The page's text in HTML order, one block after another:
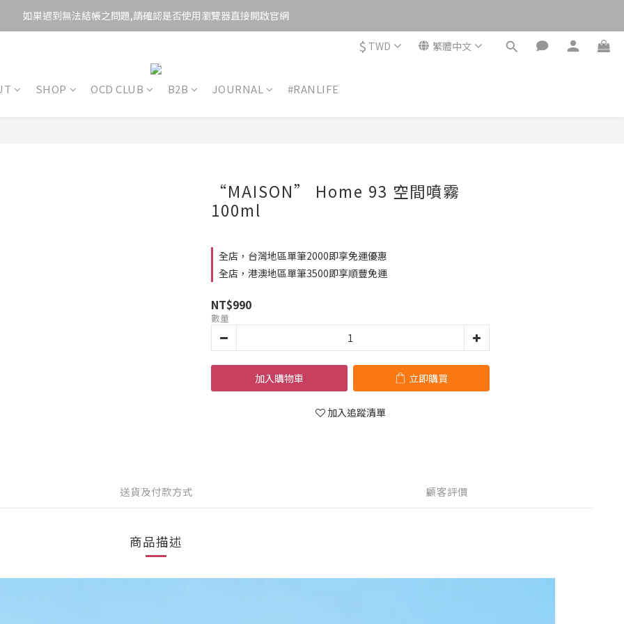
如果遇到無法結帳之問題,請確認是否使用瀏覽器直接開啟官網
$ TWD 繁體中文
SHOP OCD CLUB B2B JOURNAL #RANLIFE
“MAISON” Home 93 空間噴霧
100ml
全店，台灣地區單筆2000即享免運優惠
全店，港澳地區單筆3500即享順豐免運
NT$990
數量
加入購物車 立即購買
加入追蹤清單
送貨及付款方式 顧客評價
商品描述